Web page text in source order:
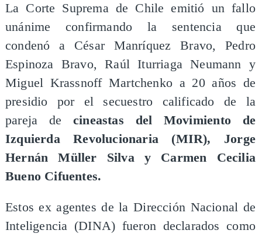
La Corte Suprema de Chile emitió un fallo
unánime confirmando la sentencia que
condenó a César Manríquez Bravo, Pedro
Espinoza Bravo, Raúl Iturriaga Neumann y
Miguel Krassnoff Martchenko a 20 años de
presidio por el secuestro calificado de la
pareja de cineastas del Movimiento de
Izquierda Revolucionaria (MIR), Jorge
Hernán Müller Silva y Carmen Cecilia
Bueno Cifuentes.
Estos ex agentes de la Dirección Nacional de
Inteligencia (DINA) fueron declarados como